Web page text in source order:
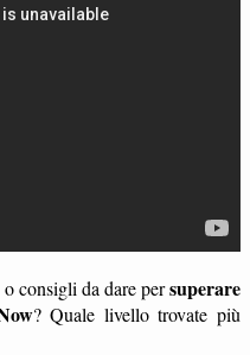
consigli da dare persuperare
? Quale livello trovate più